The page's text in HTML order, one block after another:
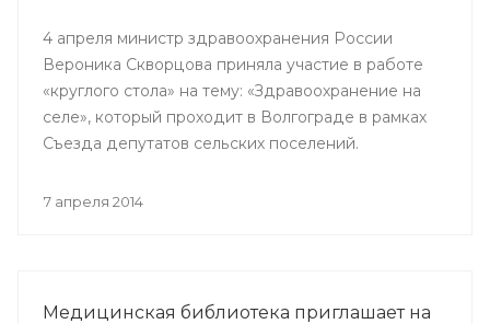
4 апреля министр здравоохранения России
Вероника Скворцова приняла участие в работе
«круглого стола» на тему: «Здравоохранение на
селе», который проходит в Волгограде в рамках
Съезда депутатов сельских поселений.
7 апреля 2014
Медицинская библиотека приглашает на